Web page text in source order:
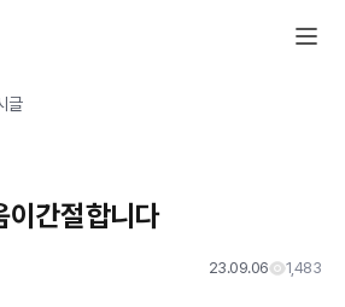
글
이간절합니다
23.09.06 1,483